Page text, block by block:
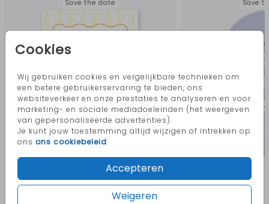
Cookies
Wij gebruiken cookies en vergelijkbare technieken om
een betere gebruikerservaring te bieden, ons
websiteverkeer en onze prestaties te analyseren en voor
marketing- en sociale mediadoeleinden (het weergeven
van gepersonaliseerde advertenties).
Je kunt jouw toestemming altijd wijzigen of intrekken op
ons ons cookiebeleid.
Accepteren
Weigeren
Save the date Save
Meer in deze stijl
Save the date Save